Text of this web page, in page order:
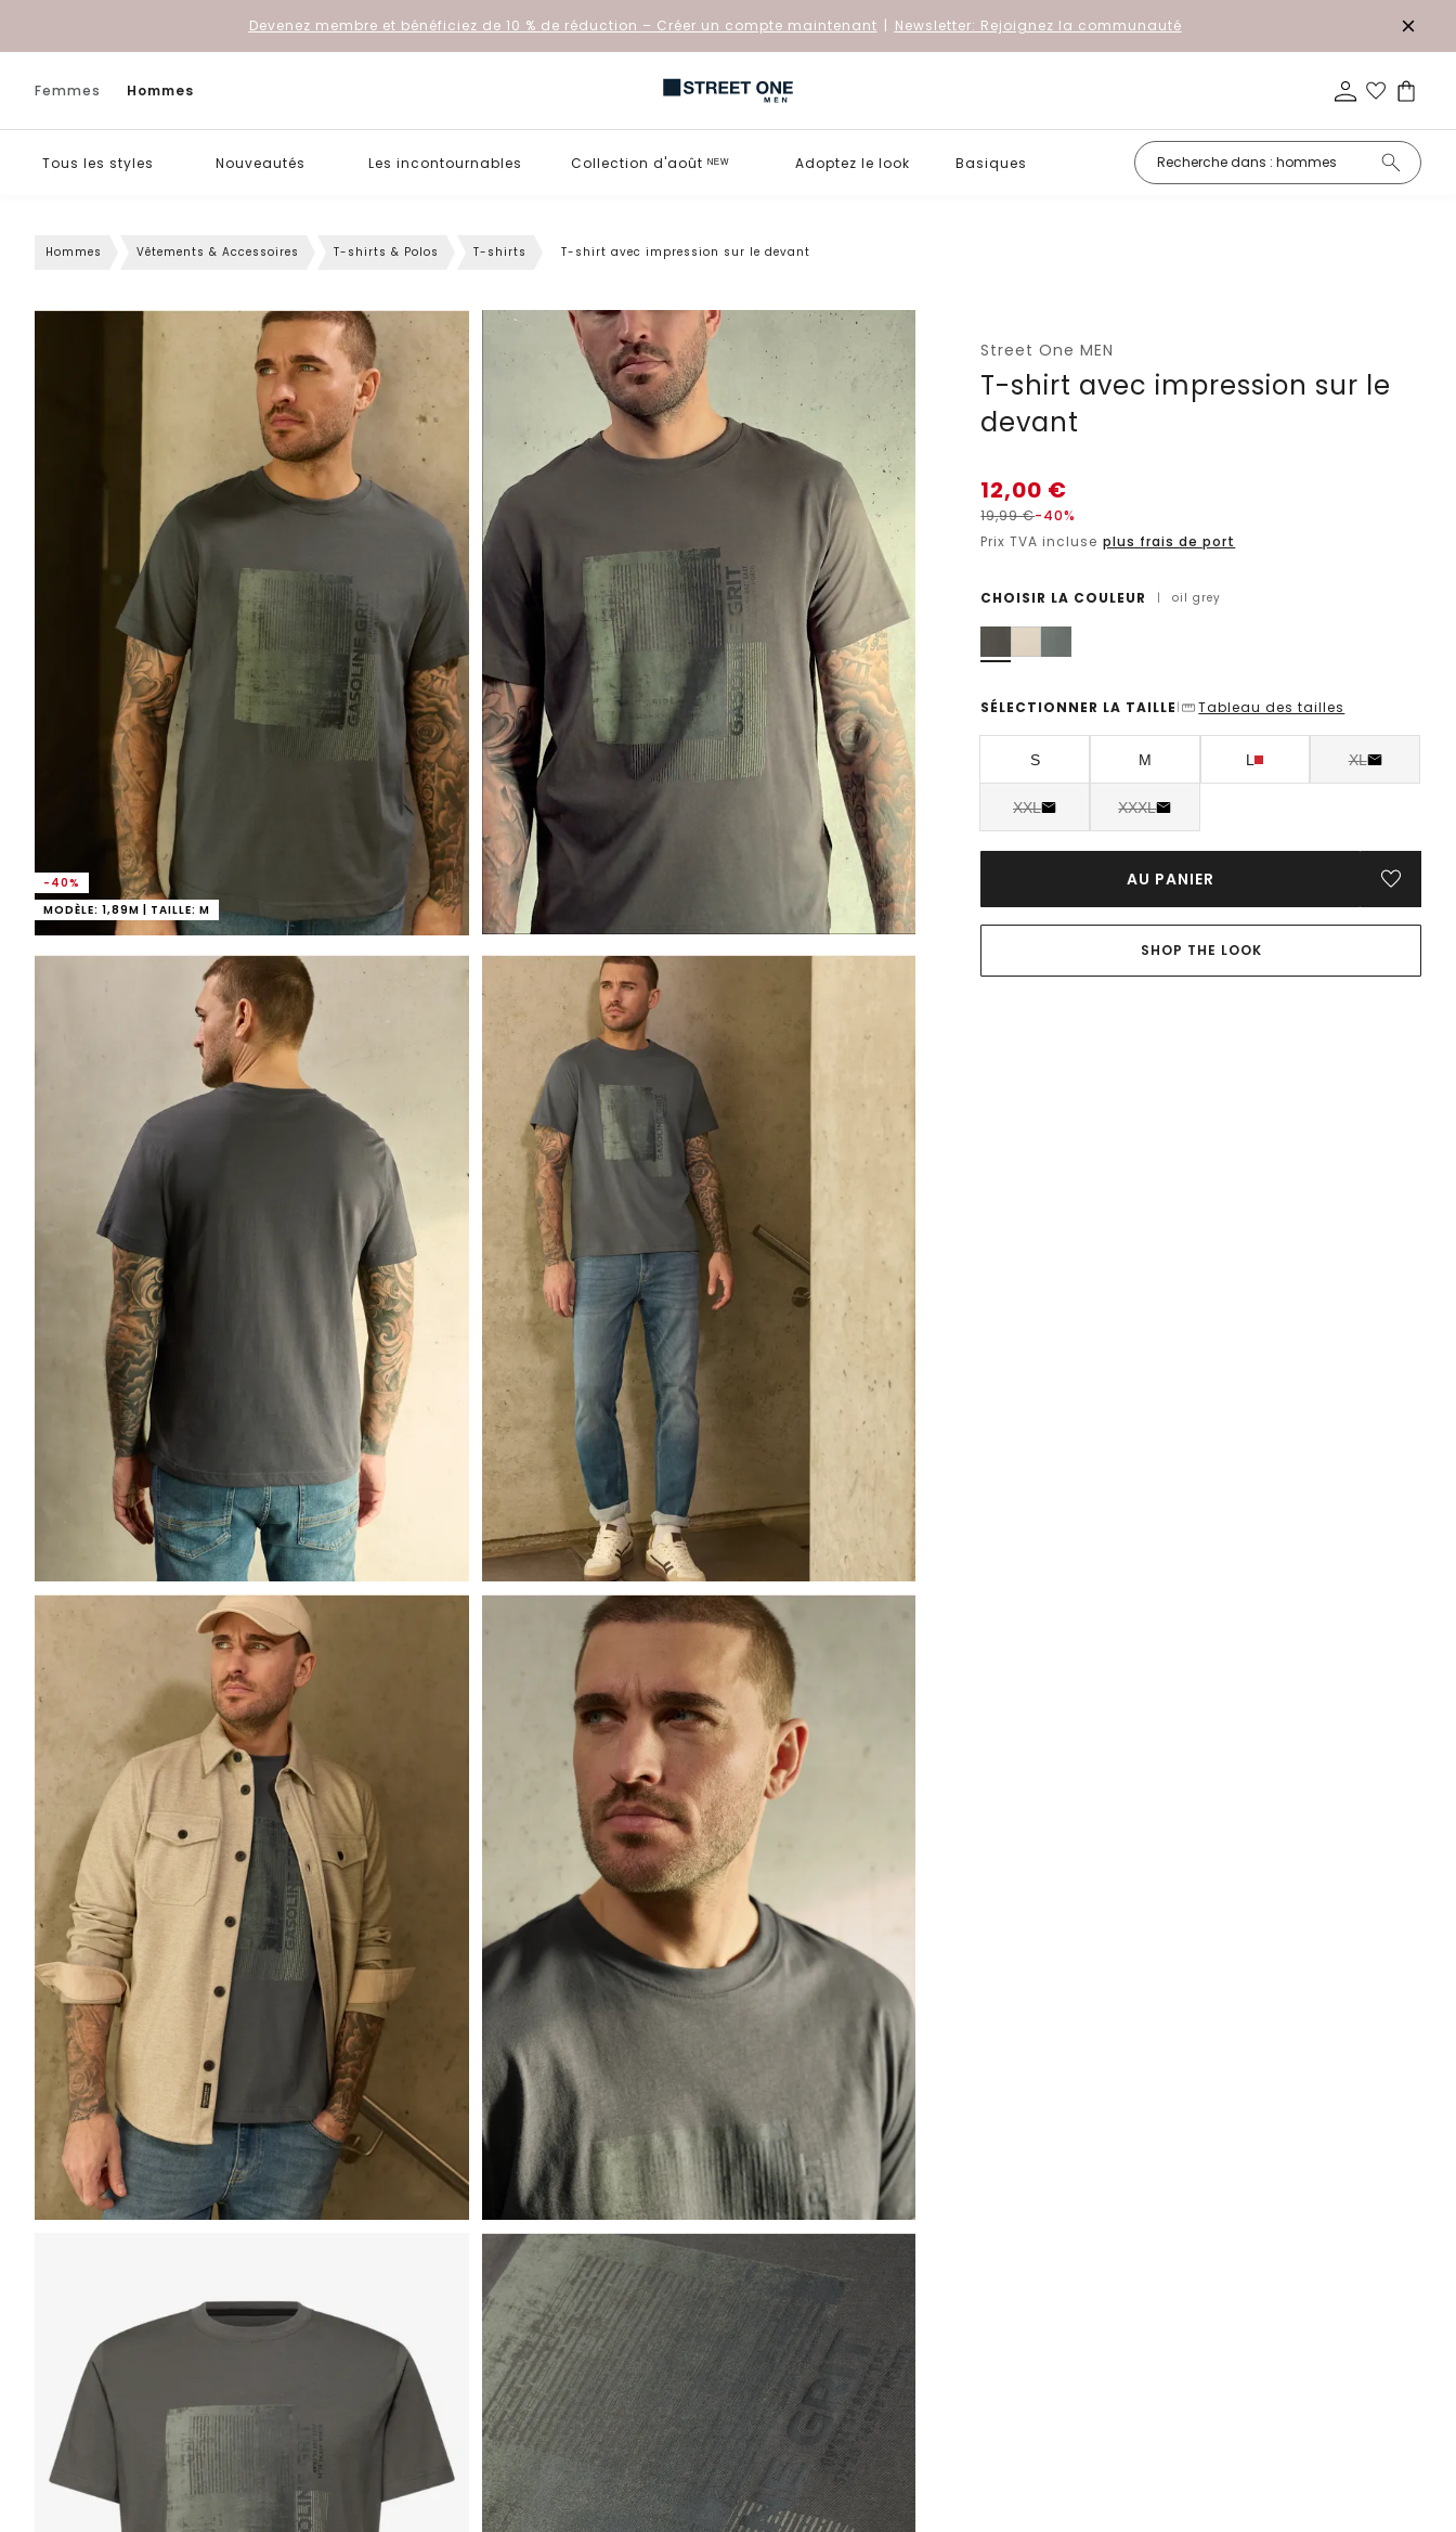
Devenez membre et bénéficiez de 10 % de réduction – Créer un compte maintenant | Newsletter: Rejoignez la communauté
Femmes Hommes
Tous les styles Nouveautés Les incontournables Collection d'août ᴺᴱᵂ Adoptez le look Basiques Petits prix
Hommes Vêtements & Accessoires T-shirts & Polos T-shirts T-shirt avec impression sur le devant
-40%
MODÈLE: 1,89M | TAILLE: M
Street One MEN
T-shirt avec impression sur le
devant
12,00 €
19,99€-40%
Prix TVA incluse plus frais de port
CHOISIR LA COULEUR | oil grey
SÉLECTIONNER LA TAILLE | Tableau des tailles
S M L XL
XXL XXXL
AU PANIER
SHOP THE LOOK